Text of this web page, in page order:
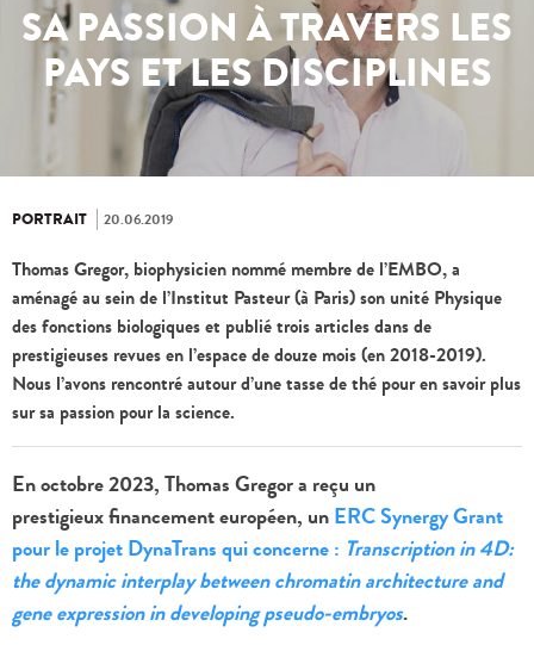
SA PASSION À TRAVERS LES
PAYS ET LES DISCIPLINES
PORTRAIT 20.06.2019
Thomas Gregor, biophysicien nommé membre de l’EMBO, a
aménagé au sein de l’Institut Pasteur (à Paris) son unité Physique
des fonctions biologiques et publié trois articles dans de
prestigieuses revues en l’espace de douze mois (en 2018-2019).
Nous l’avons rencontré autour d’une tasse de thé pour en savoir plus
sur sa passion pour la science.
En octobre 2023, Thomas Gregor a reçu un
prestigieux financement européen, unERC Synergy Grant
pour le projet DynaTrans qui concerne : Transcription in 4D:
the dynamic interplay between chromatin architecture and
gene expression in developing pseudo-embryos.